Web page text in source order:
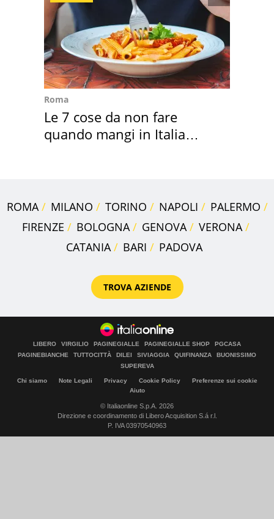
Roma
Le 7 cose da non fare
quando mangi in Italia
ROMA MILANO TORINO NAPOLI
PALERMO
FIRENZE
BOLOGNA GENOVA
VERONA
CATANIA
BARI PADOVA
TROVA AZIENDE
LIBERO VIRGILIO PAGINEGIALLE PAGINEGIALLE SHOP
PGCASA
PAGINEBIANCHE
TUTTOCITTÀ DILEI SIVIAGGIA QUIFINANZA
BUONISSIMO
SUPEREVA
Chi siamo Note Legali Privacy Cookie Policy
Preferenze sui cookie
Aiuto
© Italiaonline S.p.A. 2026
Direzione e coordinamento di Libero Acquisition S.á r.l.
P. IVA 03970540963